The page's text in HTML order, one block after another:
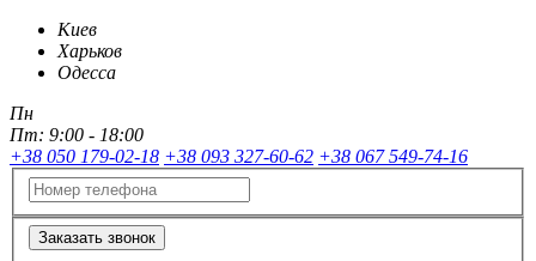
Киев
Харьков
Одесса
Пн
Пт: 9:00 - 18:00
+38 050 179-02-18 +38 093 327-60-62 +38 067 549-74-16
Заказать звонок